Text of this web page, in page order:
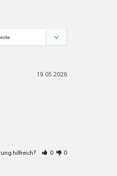
19.05.2026
hilfreich? 0 0